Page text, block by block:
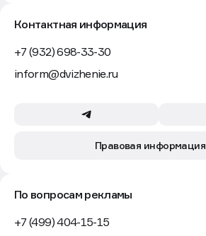
Контактная информация
+7 (932) 698-33-30
inform@dvizhenie.ru
Правовая информация
По вопросам рекламы
+7 (499) 404-15-15